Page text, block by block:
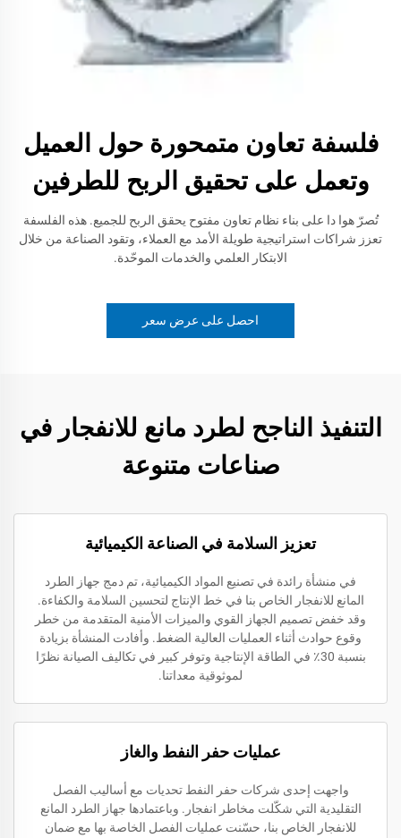
فلسفة تعاون متمحورة حول العميل
وتعمل على تحقيق الربح للطرفين
تُصرّ هوا دا على بناء نظام تعاون مفتوح يحقق الربح للجميع. هذه الفلسفة
تعزز شراكات استراتيجية طويلة الأمد مع العملاء، وتقود الصناعة من خلال
الابتكار العلمي والخدمات الموحّدة.
احصل على عرض سعر
التنفيذ الناجح لطرد مانع للانفجار في
صناعات متنوعة
تعزيز السلامة في الصناعة الكيميائية
في منشأة رائدة في تصنيع المواد الكيميائية، تم دمج جهاز الطرد
المانع للانفجار الخاص بنا في خط الإنتاج لتحسين السلامة والكفاءة.
وقد خفض تصميم الجهاز القوي والميزات الأمنية المتقدمة من خطر
وقوع حوادث أثناء العمليات العالية الضغط. وأفادت المنشأة بزيادة
بنسبة 30٪ في الطاقة الإنتاجية وتوفر كبير في تكاليف الصيانة نظرًا
لموثوقية معداتنا.
عمليات حفر النفط والغاز
واجهت إحدى شركات حفر النفط تحديات مع أساليب الفصل
التقليدية التي شكّلت مخاطر انفجار. وباعتمادها جهاز الطرد المانع
للانفجار الخاص بنا، حسّنت عمليات الفصل الخاصة بها مع ضمان